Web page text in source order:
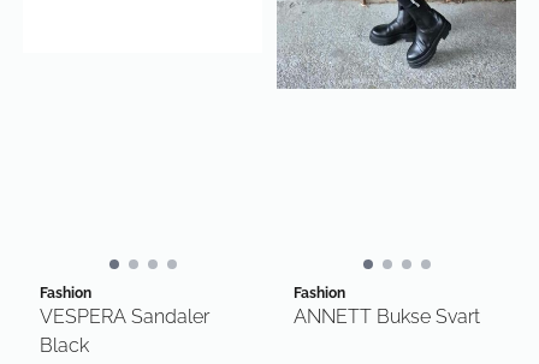
Fashion
VESPERA Sandaler
Black
Fashion
ANNETT Bukse Svart